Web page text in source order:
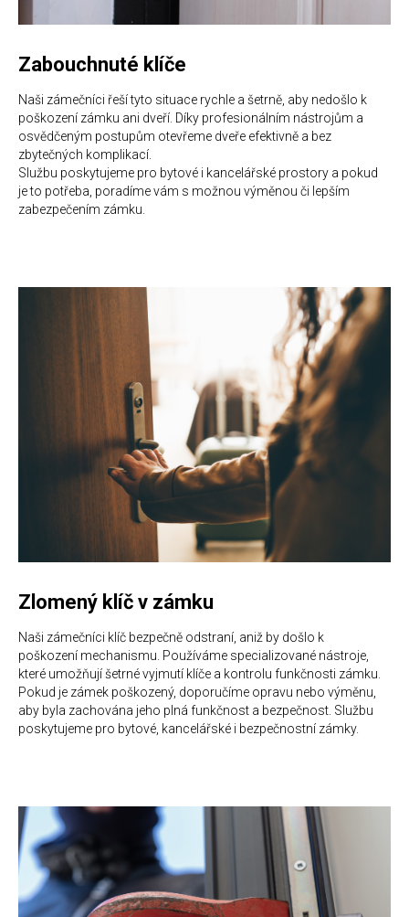
Zabouchnuté klíče
Naši zámečníci řeší tyto situace rychle a šetrně, aby nedošlo k
poškození zámku ani dveří. Díky profesionálním nástrojům a
osvědčeným postupům otevřeme dveře efektivně a bez
zbytečných komplikací.
Službu poskytujeme pro bytové i kancelářské prostory a pokud
je to potřeba, poradíme vám s možnou výměnou či lepším
zabezpečením zámku.
Zlomený klíč v zámku
Naši zámečníci klíč bezpečně odstraní, aniž by došlo k
poškození mechanismu. Používáme specializované nástroje,
které umožňují šetrné vyjmutí klíče a kontrolu funkčnosti zámku.
Pokud je zámek poškozený, doporučíme opravu nebo výměnu,
aby byla zachována jeho plná funkčnost a bezpečnost. Službu
poskytujeme pro bytové, kancelářské i bezpečnostní zámky.